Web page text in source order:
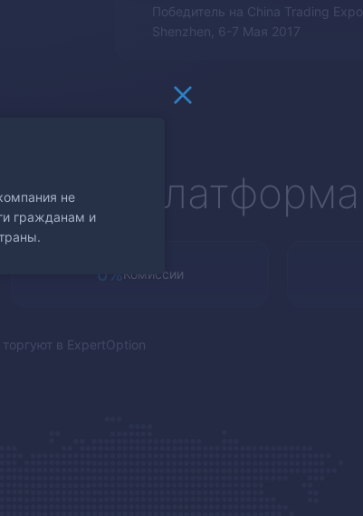
Победитель на China Trading Expo
Shenzhen, 6-7 Мая 2017
платформа
0%Комиссии
в ExpertOption
не
гражданам и